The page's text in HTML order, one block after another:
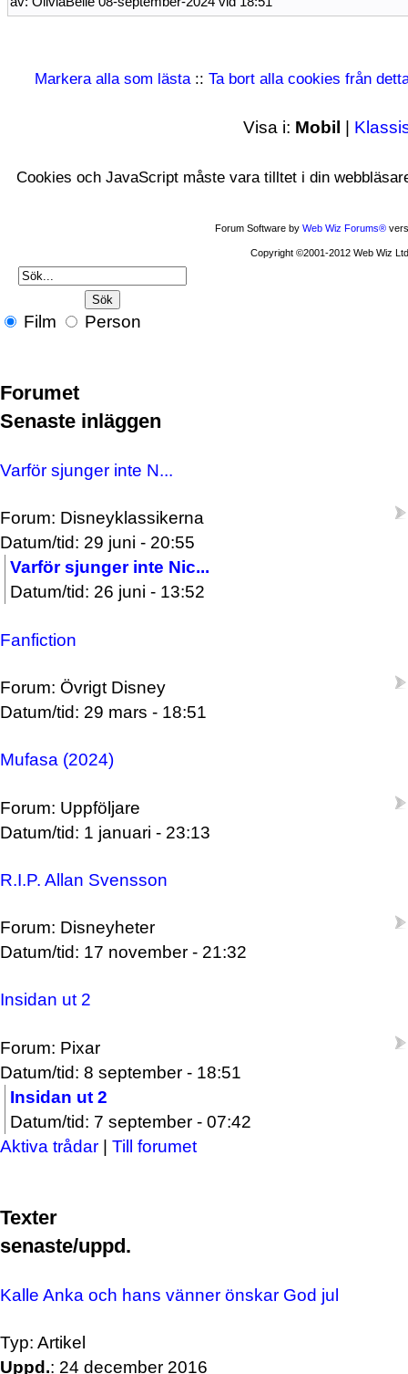
Markera alla som lästa :: Ta bort alla cookies från
Visa i: Mobil |
Cookies och JavaScript måste vara tilltet i din
Forum Software by Web Wiz Forums®
Copyright ©2001-2012 Web Wiz
Film Person
Forumet
Senaste inläggen
Varför sjunger inte N...
Forum: Disneyklassikerna
Datum/tid: 29 juni - 20:55
Varför sjunger inte Nic...
Datum/tid: 26 juni - 13:52
Fanfiction
Forum: Övrigt Disney
Datum/tid: 29 mars - 18:51
Mufasa (2024)
Forum: Uppföljare
Datum/tid: 1 januari - 23:13
R.I.P. Allan Svensson
Forum: Disneyheter
Datum/tid: 17 november - 21:32
Insidan ut 2
Forum: Pixar
Datum/tid: 8 september - 18:51
Insidan ut 2
Datum/tid: 7 september - 07:42
Aktiva trådar | Till forumet
Texter
senaste/uppd.
Kalle Anka och hans vänner önskar God jul
Typ: Artikel
Uppd.: 24 december 2016